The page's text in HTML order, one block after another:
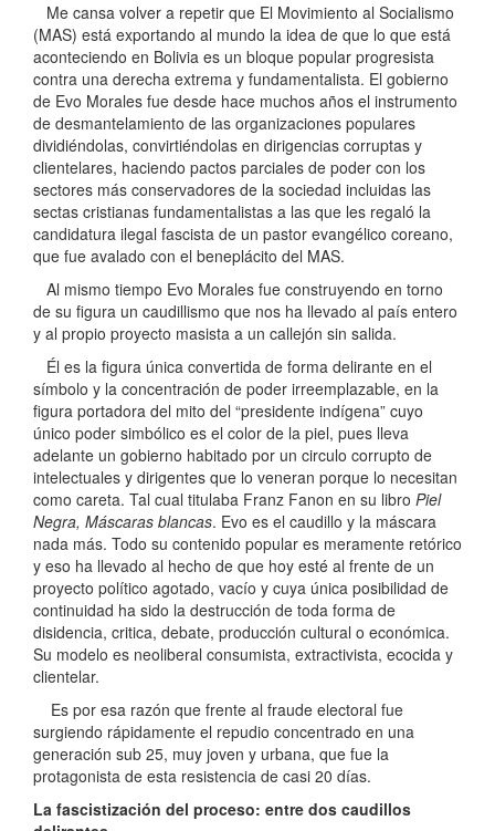
Me cansa volver a repetir que El Movimiento al Socialismo
(MAS) está exportando al mundo la idea de que lo que está
aconteciendo en Bolivia es un bloque popular progresista
contra una derecha extrema y fundamentalista. El gobierno
de Evo Morales fue desde hace muchos años el instrumento
de desmantelamiento de las organizaciones populares
dividiéndolas, convirtiéndolas en dirigencias corruptas y
clientelares, haciendo pactos parciales de poder con los
sectores más conservadores de la sociedad incluidas las
sectas cristianas fundamentalistas a las que les regaló la
candidatura ilegal fascista de un pastor evangélico coreano,
que fue avalado con el beneplácito del MAS.
Al mismo tiempo Evo Morales fue construyendo en torno
de su figura un caudillismo que nos ha llevado al país entero
y al propio proyecto masista a un callejón sin salida.
Él es la figura única convertida de forma delirante en el
símbolo y la concentración de poder irreemplazable, en la
figura portadora del mito del “presidente indígena” cuyo
único poder simbólico es el color de la piel, pues lleva
adelante un gobierno habitado por un circulo corrupto de
intelectuales y dirigentes que lo veneran porque lo necesitan
como careta. Tal cual titulaba Franz Fanon en su libro Piel
Negra, Máscaras blancas. Evo es el caudillo y la máscara
nada más. Todo su contenido popular es meramente retórico
y eso ha llevado al hecho de que hoy esté al frente de un
proyecto político agotado, vacío y cuya única posibilidad de
continuidad ha sido la destrucción de toda forma de
disidencia, critica, debate, producción cultural o económica.
Su modelo es neoliberal consumista, extractivista, ecocida y
clientelar.
Es por esa razón que frente al fraude electoral fue
surgiendo rápidamente el repudio concentrado en una
generación sub 25, muy joven y urbana, que fue la
protagonista de esta resistencia de casi 20 días.
La fascistización del proceso: entre dos caudillos